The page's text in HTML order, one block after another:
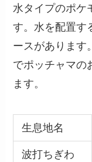
水タイプのポケ
す。水を配置す
ースがあります
でポッチャマの
ます。
生息地名
波打ちぎわ